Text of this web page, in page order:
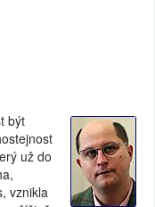
být
už do
vznikla